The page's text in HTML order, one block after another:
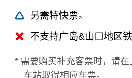
另需特快票。
不支持广岛&山口地区铁
* 需要购买补充客票时，请
车站取得相应车票。